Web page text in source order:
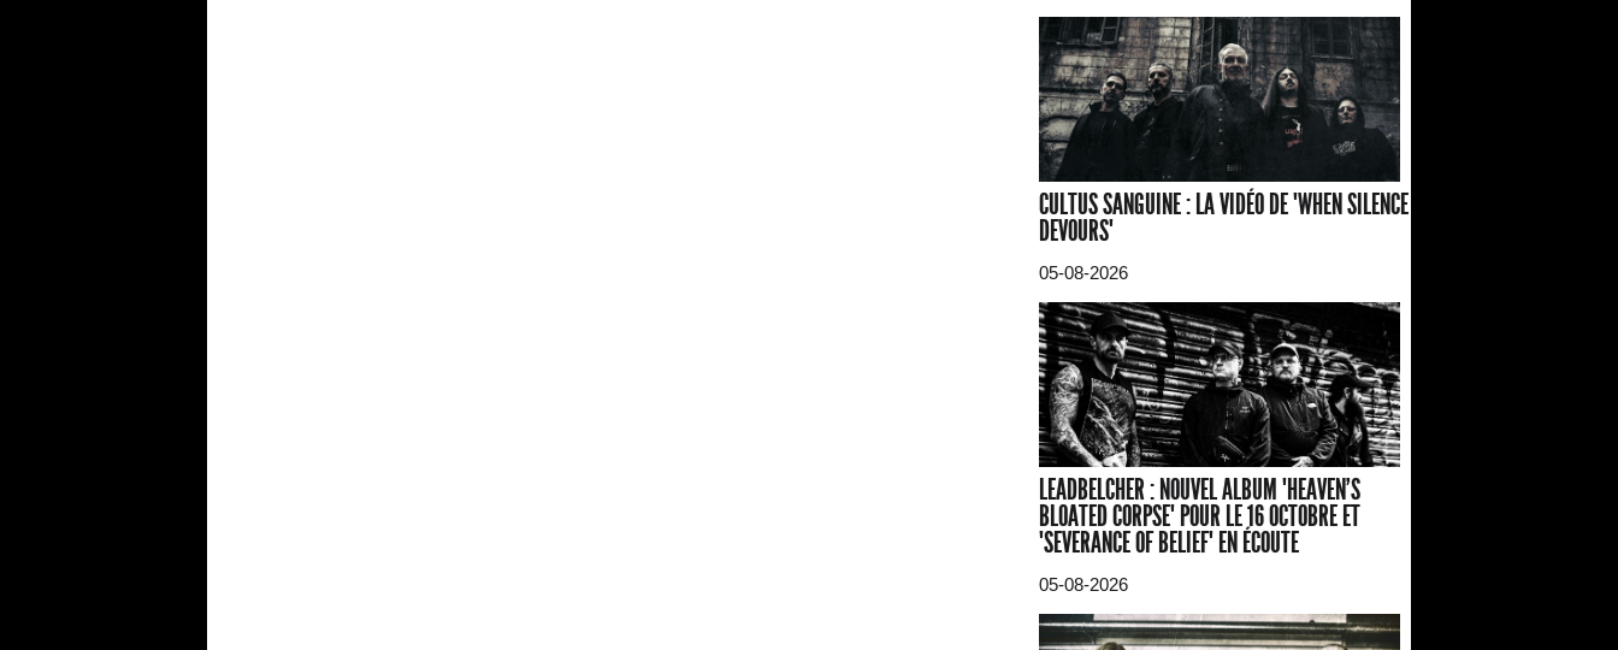
CULTUS SANGUINE : LA VIDÉO DE "WHEN SILENCE
DEVOURS"
05-08-2026
LEADBELCHER : NOUVEL ALBUM "HEAVEN'S
BLOATED CORPSE" POUR LE 16 OCTOBRE ET
"SEVERANCE OF BELIEF" EN ÉCOUTE
05-08-2026